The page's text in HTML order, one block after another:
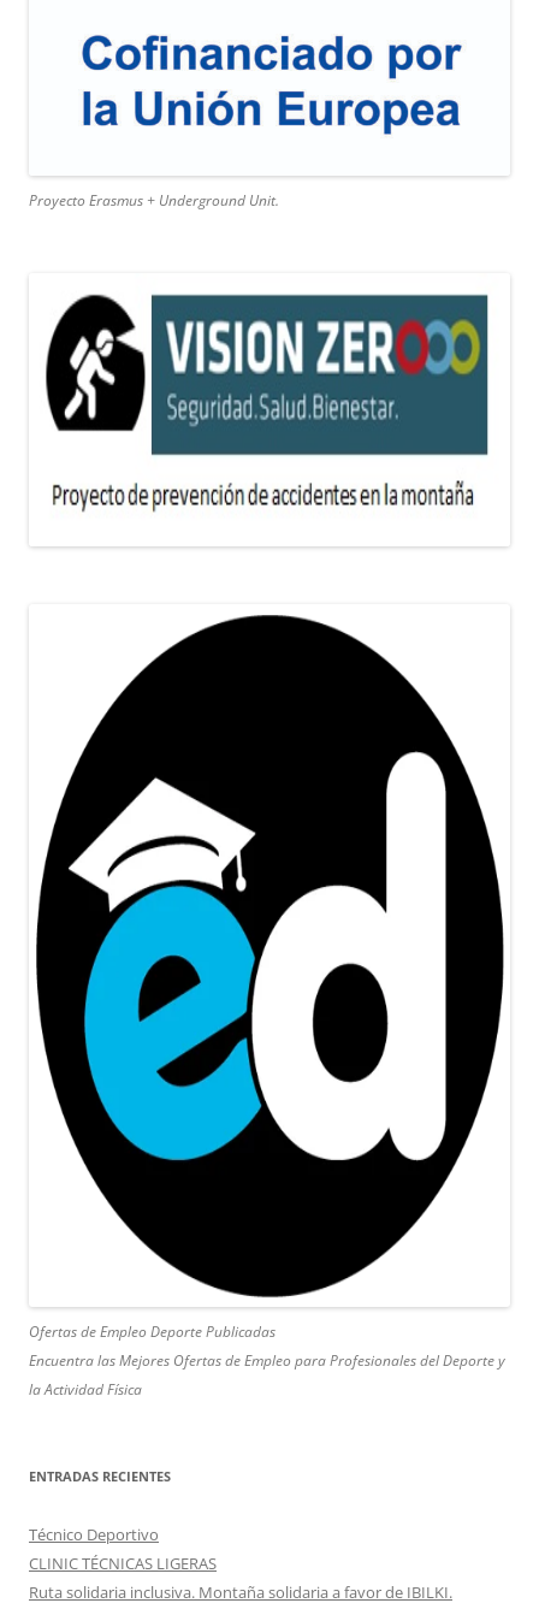
Proyecto Erasmus + Underground Unit.
Ofertas de Empleo Deporte Publicadas
Encuentra las Mejores Ofertas de Empleo para Profesionales del Deporte y
la Actividad Física
ENTRADAS RECIENTES
Técnico Deportivo
CLINIC TÉCNICAS LIGERAS
Ruta solidaria inclusiva. Montaña solidaria a favor de IBILKI.